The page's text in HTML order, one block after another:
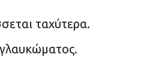
ταχύτερα.
γλαυκώματος.